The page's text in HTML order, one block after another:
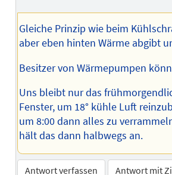
des
Autors
Gleiche Prinzip wie beim
aber eben hinten Wärme abgibt
Besitzer von Wärmepumpen
Uns bleibt nur das
Fenster, um 18° kühle Luft
um 8:00 dann alles zu
hält das dann halbwegs an.
Antwort verfassen
Antwort mit